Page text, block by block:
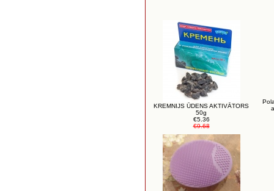
KREMNIJS ŪDENS AKTIVĀTORS
50g
€5.36
€9.68